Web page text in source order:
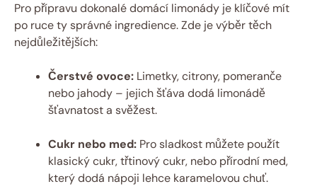
Pro přípravu dokonalé domácí limonády je klíčové mít
po ruce ty správné ingredience. Zde je výběr těch
nejdůležitějších:
Čerstvé ovoce: Limetky, citrony, pomeranče
nebo jahody – jejich šťáva dodá limonádě
šťavnatost a svěžest.
Cukr nebo med: Pro sladkost můžete použít
klasický cukr, třtinový cukr, nebo přírodní med,
který dodá nápoji lehce karamelovou chuť.